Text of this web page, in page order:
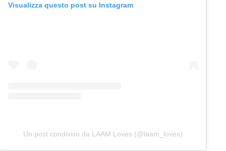
Visualizza questo post su Instagram
Un post condiviso da LAAM Loves (@laam_loves)